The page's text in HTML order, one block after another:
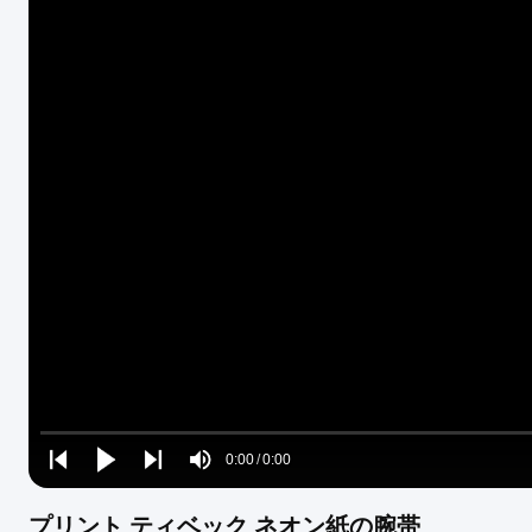
Play
Play
Play
Mute
Time
0:00/0:00
Loaded:
0%
プリント ティベック ネオン紙の腕帯